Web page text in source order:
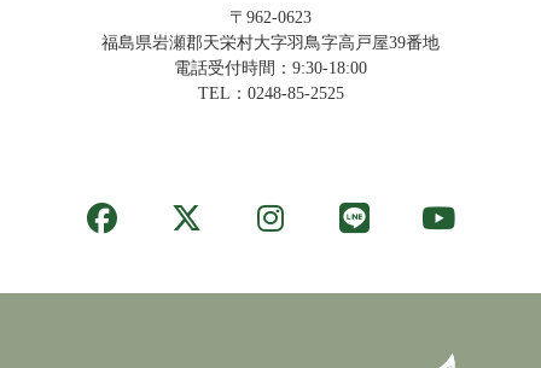
〒962-0623
福島県岩瀬郡天栄村大字羽鳥字高戸屋39番地
電話受付時間：9:30-18:00
TEL： 0248-85-2525